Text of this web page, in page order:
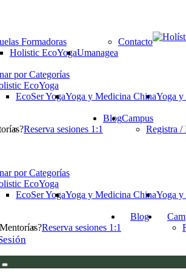
Formadoras
Holistic EcoYogaUmanagea
Contacto
por Categorías
EcoYoga
EcoSer YogaYoga y Medicina ChinaYoga y
Reserva sesiones 1:1
BlogCampus
Registra /
por Categorías
EcoYoga
EcoSer YogaYoga y Medicina ChinaYoga y
Reserva sesiones 1:1
Blog